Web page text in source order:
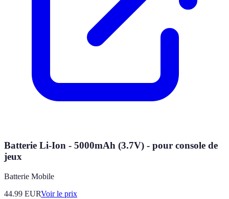
Batterie Li-Ion - 5000mAh (3.7V) - pour console de
jeux
Batterie Mobile
44.99 EURVoir le prix